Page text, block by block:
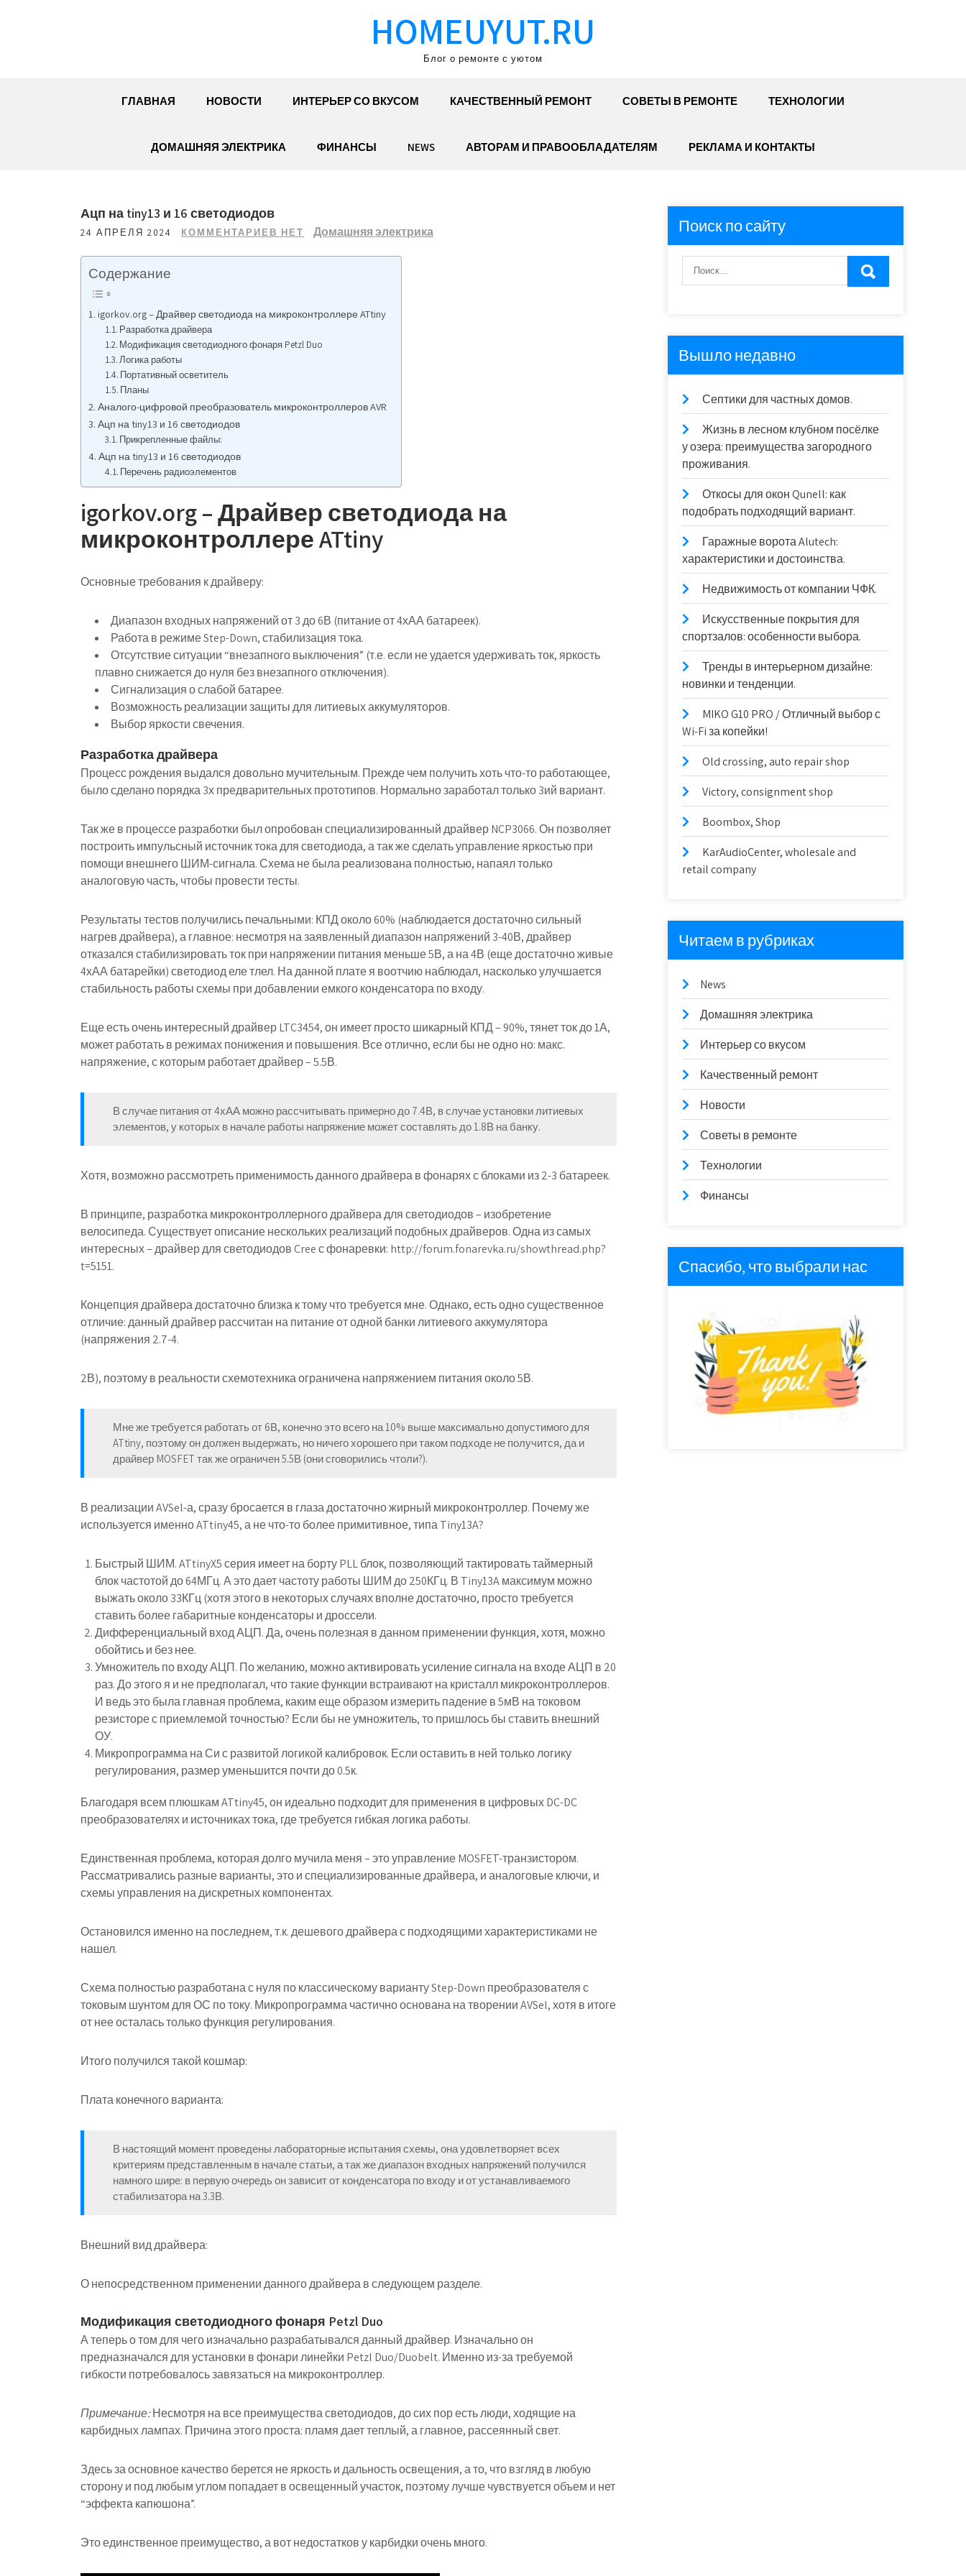
HOMEUYUT.RU
Блог о ремонте с уютом
ГЛАВНАЯ НОВОСТИ ИНТЕРЬЕР СО ВКУСОМ КАЧЕСТВЕННЫЙ РЕМОНТ СОВЕТЫ В РЕМОНТЕ ТЕХНОЛОГИИ
ДОМАШНЯЯ ЭЛЕКТРИКА ФИНАНСЫ NEWS АВТОРАМ И ПРАВООБЛАДАТЕЛЯМ РЕКЛАМА И КОНТАКТЫ
Ацп на tiny13 и 16 светодиодов
24 АПРЕЛЯ 2024 КОММЕНТАРИЕВ НЕТ Домашняя электрика
Содержание
igorkov.org – Драйвер светодиода на микроконтроллере ATtiny
Разработка драйвера
Модификация светодиодного фонаря Petzl Duo
Логика работы
Портативный осветитель
Планы
Аналого-цифровой преобразователь микроконтроллеров AVR
Ацп на tiny13 и 16 светодиодов
Прикрепленные файлы:
Ацп на tiny13 и 16 светодиодов
Перечень радиоэлементов
igorkov.org – Драйвер светодиода на
микроконтроллере ATtiny
Основные требования к драйверу:
Диапазон входных напряжений от 3 до 6В (питание от 4хАА батареек).
Работа в режиме Step-Down, стабилизация тока.
Отсутствие ситуации “внезапного выключения” (т.е. если не удается удерживать ток, яркость
плавно снижается до нуля без внезапного отключения).
Сигнализация о слабой батарее.
Возможность реализации защиты для литиевых аккумуляторов.
Выбор яркости свечения.
Разработка драйвера
Процесс рождения выдался довольно мучительным. Прежде чем получить хоть что-то работающее,
было сделано порядка 3х предварительных прототипов. Нормально заработал только 3ий вариант.
Так же в процессе разработки был опробован специализированный драйвер NCP3066. Он позволяет
построить импульсный источник тока для светодиода, а так же сделать управление яркостью при
помощи внешнего ШИМ-сигнала. Схема не была реализована полностью, напаял только
аналоговую часть, чтобы провести тесты.
Результаты тестов получились печальными: КПД около 60% (наблюдается достаточно сильный
нагрев драйвера), а главное: несмотря на заявленный диапазон напряжений 3-40В, драйвер
отказался стабилизировать ток при напряжении питания меньше 5В, а на 4В (еще достаточно живые
4хАА батарейки) светодиод еле тлел. На данной плате я воотчию наблюдал, насколько улучшается
стабильность работы схемы при добавлении емкого конденсатора по входу.
Еще есть очень интересный драйвер LTC3454, он имеет просто шикарный КПД – 90%, тянет ток до 1А,
может работать в режимах понижения и повышения. Все отлично, если бы не одно но: макс.
напряжение, с которым работает драйвер – 5.5В.
В случае питания от 4хАА можно рассчитывать примерно до 7.4В, в случае установки литиевых
элементов, у которых в начале работы напряжение может составлять до 1.8В на банку.
Хотя, возможно рассмотреть применимость данного драйвера в фонарях с блоками из 2-3 батареек.
В принципе, разработка микроконтроллерного драйвера для светодиодов – изобретение
велосипеда. Существует описание нескольких реализаций подобных драйверов. Одна из самых
интересных – драйвер для светодиодов Cree с фонаревки: http://forum.fonarevka.ru/showthread.php?
t=5151.
Концепция драйвера достаточно близка к тому что требуется мне. Однако, есть одно существенное
отличие: данный драйвер рассчитан на питание от одной банки литиевого аккумулятора
(напряжения 2.7-4.
2В), поэтому в реальности схемотехника ограничена напряжением питания около 5В.
Мне же требуется работать от 6В, конечно это всего на 10% выше максимально допустимого для
ATtiny, поэтому он должен выдержать, но ничего хорошего при таком подходе не получится, да и
драйвер MOSFET так же ограничен 5.5В (они сговорились чтоли?).
В реализации AVSel-а, сразу бросается в глаза достаточно жирный микроконтроллер. Почему же
используется именно ATtiny45, а не что-то более примитивное, типа Tiny13A?
Быстрый ШИМ. ATtinyX5 серия имеет на борту PLL блок, позволяющий тактировать таймерный
блок частотой до 64МГц. А это дает частоту работы ШИМ до 250КГц. В Tiny13A максимум можно
выжать около 33КГц (хотя этого в некоторых случаях вполне достаточно, просто требуется
ставить более габаритные конденсаторы и дроссели.
Дифференциальный вход АЦП. Да, очень полезная в данном применении функция, хотя, можно
обойтись и без нее.
Умножитель по входу АЦП. По желанию, можно активировать усиление сигнала на входе АЦП в 20
раз. До этого я и не предполагал, что такие функции встраивают на кристалл микроконтроллеров.
И ведь это была главная проблема, каким еще образом измерить падение в 5мВ на токовом
резисторе с приемлемой точностью? Если бы не умножитель, то пришлось бы ставить внешний
ОУ.
Микропрограмма на Си с развитой логикой калибровок. Если оставить в ней только логику
регулирования, размер уменьшится почти до 0.5к.
Благодаря всем плюшкам ATtiny45, он идеально подходит для применения в цифровых DC-DC
преобразователях и источниках тока, где требуется гибкая логика работы.
Единственная проблема, которая долго мучила меня – это управление MOSFET-транзистором.
Рассматривались разные варианты, это и специализированные драйвера, и аналоговые ключи, и
схемы управления на дискретных компонентах.
Остановился именно на последнем, т.к. дешевого драйвера с подходящими характеристиками не
нашел.
Схема полностью разработана с нуля по классическому варианту Step-Down преобразователя с
токовым шунтом для ОС по току. Микропрограмма частично основана на творении AVSel, хотя в итоге
от нее осталась только функция регулирования.
Итого получился такой кошмар:
Плата конечного варианта:
В настоящий момент проведены лабораторные испытания схемы, она удовлетворяет всех
критериям представленным в начале статьи, а так же диапазон входных напряжений получился
намного шире: в первую очередь он зависит от конденсатора по входу и от устанавливаемого
стабилизатора на 3.3В.
Внешний вид драйвера:
О непосредственном применении данного драйвера в следующем разделе.
Модификация светодиодного фонаря Petzl Duo
А теперь о том для чего изначально разрабатывался данный драйвер. Изначально он
предназначался для установки в фонари линейки Petzl Duo/Duobelt. Именно из-за требуемой
гибкости потребовалось завязаться на микроконтроллер.
Примечание:Несмотря на все преимущества светодиодов, до сих пор есть люди, ходящие на
карбидных лампах. Причина этого проста: пламя дает теплый, а главное, рассеянный свет.
Здесь за основное качество берется не яркость и дальность освещения, а то, что взгляд в любую
сторону и под любым углом попадает в освещенный участок, поэтому лучше чувствуется объем и нет
“эффекта капюшона”.
Это единственное преимущество, а вот недостатков у карбидки очень много.
Поиск по сайту
Вышло недавно
Септики для частных домов.
Жизнь в лесном клубном посёлке
у озера: преимущества загородного
проживания.
Откосы для окон Qunell: как
подобрать подходящий вариант.
Гаражные ворота Alutech:
характеристики и достоинства.
Недвижимость от компании ЧФК.
Искусственные покрытия для
спортзалов: особенности выбора.
Тренды в интерьерном дизайне:
новинки и тенденции.
MIKO G10 PRO / Отличный выбор с
Wi-Fi за копейки!
Old crossing, auto repair shop
Victory, consignment shop
Boombox, Shop
KarAudioCenter, wholesale and
retail company
Читаем в рубриках
News
Домашняя электрика
Интерьер со вкусом
Качественный ремонт
Новости
Советы в ремонте
Технологии
Финансы
Спасибо, что выбрали нас